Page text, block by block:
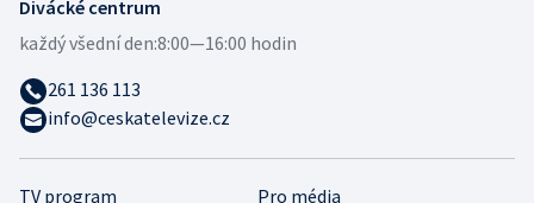
TV program Pro média
Divácké centrum
každý všední den:8:00—16:00 hodin
261 136 113
info@ceskatelevize.cz